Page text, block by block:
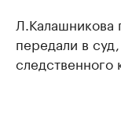
Л.Калашникова
передали в
следственного